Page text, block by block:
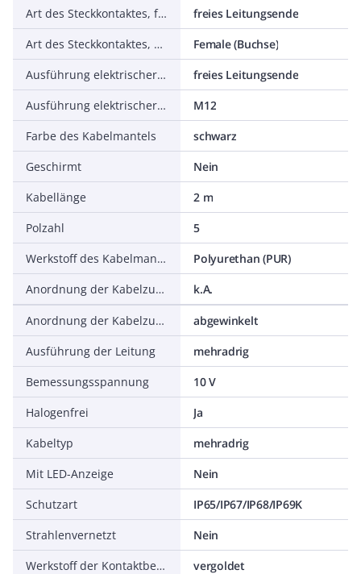
Art des Steckkontaktes, feldseitig
freies Leitungsende
Art des Steckkontaktes, gehäuseseitig
Female (Buchse)
Ausführung elektrischer Anschluss, feldseitig
freies Leitungsende
Ausführung elektrischer Anschluss, gehäuseseitig
M12
Farbe des Kabelmantels
schwarz
Geschirmt
Nein
Kabellänge
2 m
Polzahl
5
Werkstoff des Kabelmantels
Polyurethan (PUR)
Anordnung der Kabelzuführung, feldseitig
k.A.
Anordnung der Kabelzuführung, gehäuseseitig
abgewinkelt
Ausführung der Leitung
mehradrig
Bemessungsspannung
10 V
Halogenfrei
Ja
Kabeltyp
mehradrig
Mit LED-Anzeige
Nein
Schutzart
IP65/IP67/IP68/IP69K
Strahlenvernetzt
Nein
Werkstoff der Kontaktbeschichtung
vergoldet